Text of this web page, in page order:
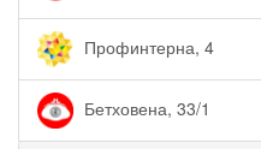
Профинтерна, 4
Бетховена, 33/1